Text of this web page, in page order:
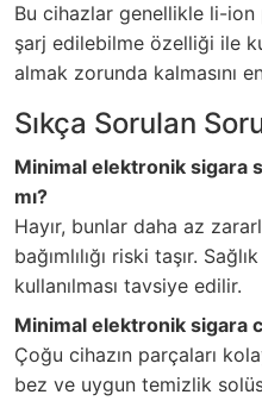
Bu cihazlar genellikle li-ion
şarj edilebilme özelliği ile
almak zorunda kalmasını
Sıkça Sorulan
Minimal elektronik sigara
mı?
Hayır, bunlar daha az
bağımlılığı riski taşır.
kullanılması tavsiye edilir.
Minimal elektronik sigara
Çoğu cihazın parçaları
bez ve uygun temizlik